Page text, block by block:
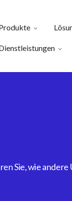
Sie, wie